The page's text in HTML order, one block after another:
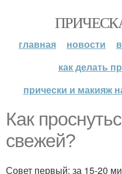
главная новости
как делать
прически и макияж
Как
свежей?
Совет первый: за 15-20